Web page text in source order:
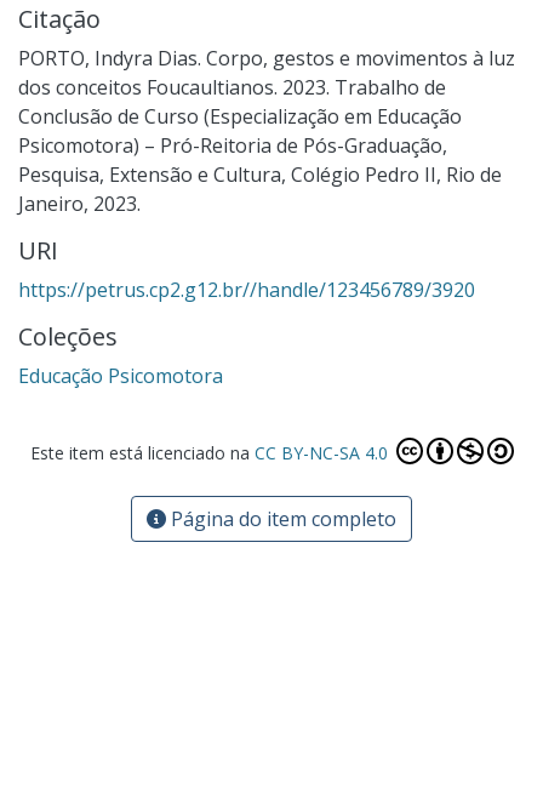
Citação
PORTO, Indyra Dias. Corpo, gestos e movimentos à luz
dos conceitos Foucaultianos. 2023. Trabalho de
Conclusão de Curso (Especialização em Educação
Psicomotora) – Pró-Reitoria de Pós-Graduação,
Pesquisa, Extensão e Cultura, Colégio Pedro II, Rio de
Janeiro, 2023.
URI
https://petrus.cp2.g12.br//handle/123456789/3920
Coleções
Educação Psicomotora
Este item está licenciado na CC BY-NC-SA 4.0
Página do item completo